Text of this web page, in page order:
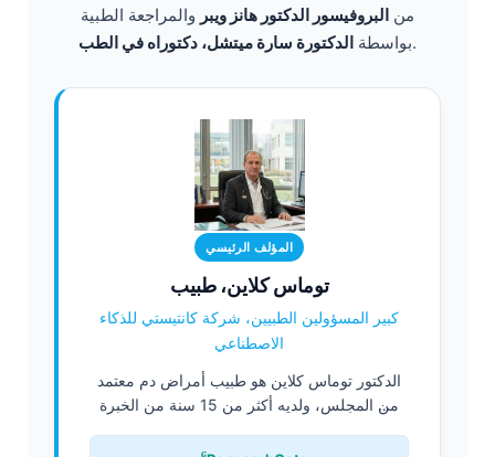
من البروفيسور الدكتور هانز ويبر والمراجعة الطبية
بواسطة الدكتورة سارة ميتشل، دكتوراه في الطب .
المؤلف الرئيسي
توماس كلاين، طبيب
كبير المسؤولين الطبيين، شركة كانتيستي للذكاء
الاصطناعي
الدكتور توماس كلاين هو طبيب أمراض دم معتمد
من المجلس، ولديه أكثر من 15 سنة من الخبرة
الاصطناعي. بصفته المدير الطبي في Kantesti AI،